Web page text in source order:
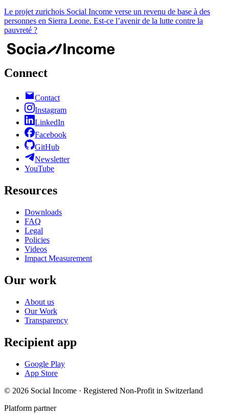
Le projet zurichois Social Income verse un revenu de base à des
personnes en Sierra Leone. Est-ce l’avenir de la lutte contre la
pauvreté ?
Connect
Contact
Instagram
LinkedIn
Facebook
GitHub
Newsletter
YouTube
Resources
Downloads
FAQ
Legal
Policies
Videos
Impact Measurement
Our work
About us
Our Work
Transparency
Recipient app
Google Play
App Store
© 2026 Social Income · Registered Non-Profit in Switzerland
Platform partner